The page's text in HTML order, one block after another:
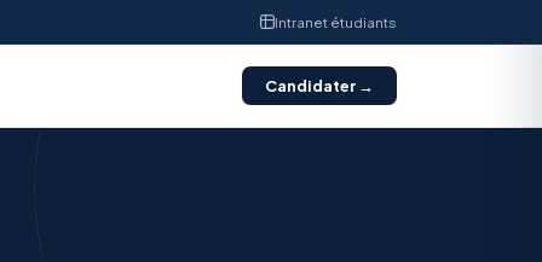
Intranet étudiants
Candidater →